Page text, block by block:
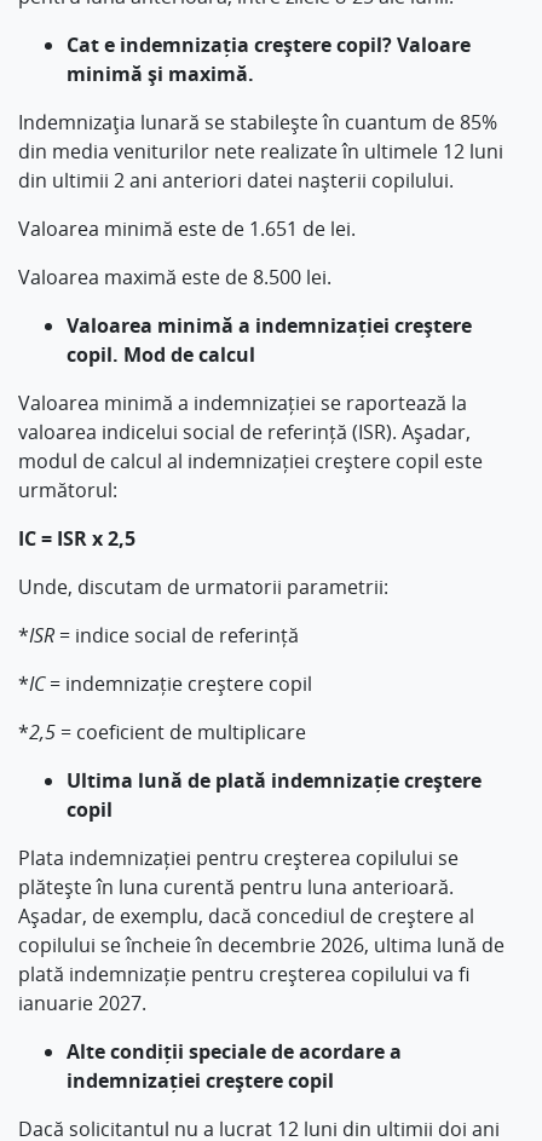
Cat e indemnizația creștere copil? Valoare
minimă și maximă.
Indemnizaţia lunară se stabileşte în cuantum de 85%
din media veniturilor nete realizate în ultimele 12 luni
din ultimii 2 ani anteriori datei naşterii copilului.
Valoarea minimă este de 1.651 de lei.
Valoarea maximă este de 8.500 lei.
Valoarea minimă a indemnizației creștere
copil. Mod de calcul
Valoarea minimă a indemnizației se raportează la
valoarea indicelui social de referință (ISR). Așadar,
modul de calcul al indemnizației creştere copil este
următorul:
IC = ISR x 2,5
Unde, discutam de urmatorii parametrii:
*ISR = indice social de referință
*IC= indemnizație creștere copil
*2,5 = coeficient de multiplicare
Ultima lună de plată indemnizație creștere
copil
Plata indemnizației pentru creșterea copilului se
plătește în luna curentă pentru luna anterioară.
Așadar, de exemplu, dacă concediul de creștere al
copilului se încheie în decembrie 2026, ultima lună de
plată indemnizație pentru creșterea copilului va fi
ianuarie 2027.
Alte condiții speciale de acordare a
indemnizației creștere copil
Dacă solicitantul nu a lucrat 12 luni din ultimii doi ani